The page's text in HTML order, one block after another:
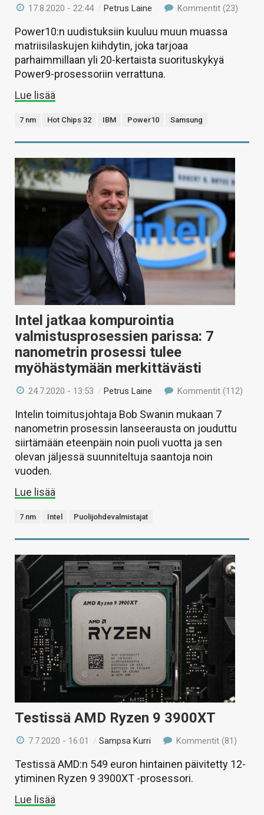
17.8.2020 - 22:44 / Petrus Laine Kommentit (23)
Power10:n uudistuksiin kuuluu muun muassa
matriisilaskujen kiihdytin, joka tarjoaa
parhaimmillaan yli 20-kertaista suorituskykyä
Power9-prosessoriin verrattuna.
Lue lisää
7 nm Hot Chips 32 IBM Power10 Samsung
Intel jatkaa kompurointia
valmistusprosessien parissa: 7
nanometrin prosessi tulee
myöhästymään merkittävästi
24.7.2020 - 13:53 /Petrus Laine Kommentit (112)
Intelin toimitusjohtaja Bob Swanin mukaan 7
nanometrin prosessin lanseerausta on jouduttu
siirtämään eteenpäin noin puoli vuotta ja sen
olevan jäljessä suunniteltuja saantoja noin
vuoden.
Lue lisää
7 nm Intel Puolijohdevalmistajat
Testissä AMD Ryzen 9 3900XT
7.7.2020 - 16:01 /Sampsa Kurri Kommentit (81)
Testissä AMD:n 549 euron hintainen päivitetty 12-
ytiminen Ryzen 9 3900XT -prosessori.
Lue lisää